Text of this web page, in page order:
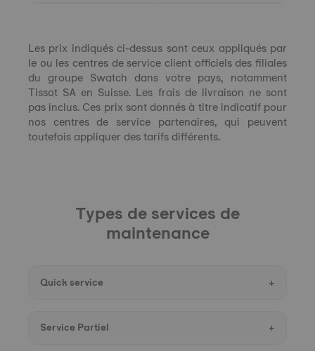
Les prix indiqués ci-dessus sont ceux appliqués par
le ou les centres de service client officiels des filiales
du groupe Swatch dans votre pays, notamment
Tissot SA en Suisse. Les frais de livraison ne sont
pas inclus. Ces prix sont donnés à titre indicatif pour
nos centres de service partenaires, qui peuvent
toutefois appliquer des tarifs différents.
Types de services de
maintenance
Quick service
your Tissot watch at a minimum labor fee.
Service Partiel